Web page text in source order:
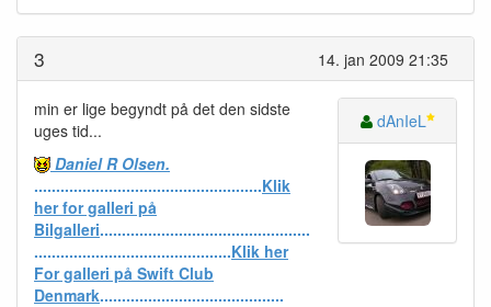
14. jan 2009 21:35
3
min er lige begyndt på det den sidste
uges tid...
Daniel R Olsen.
....................................................Klik
her for galleri på
Bilgalleri................................................
.............................................Klik her
For galleri på Swift Club
Denmark..........................................
dAnIeL